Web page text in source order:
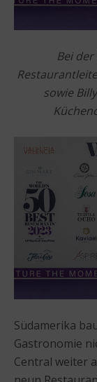
Bei
sowie
Südamerika
Gastronomie
Central weiter